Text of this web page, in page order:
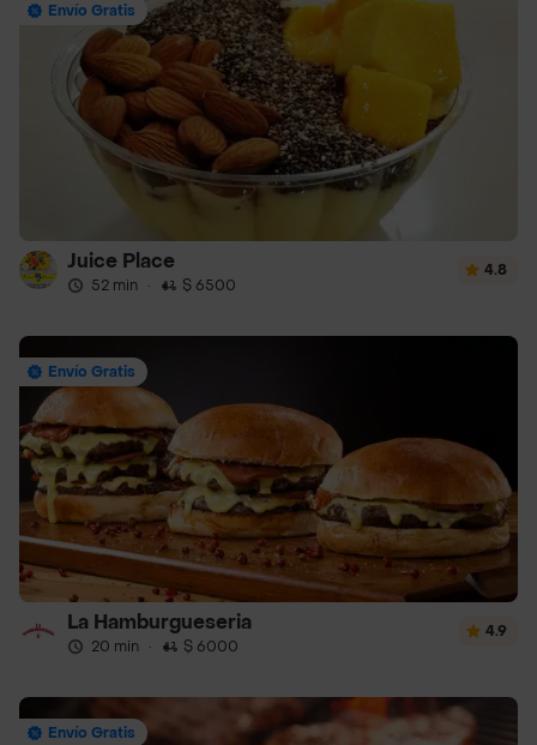
Envío Gratis
Juice Place
52 min · $ 6500
4.8
Envío Gratis
La Hamburgueseria
20 min · $ 6000
4.9
Envío Gratis